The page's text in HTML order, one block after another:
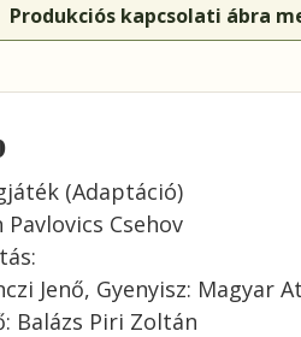
Produkciós kapcsolati ábra
(Adaptáció)
Csehov
Jenő, Gyenyisz: Magyar
Balázs Piri Zoltán